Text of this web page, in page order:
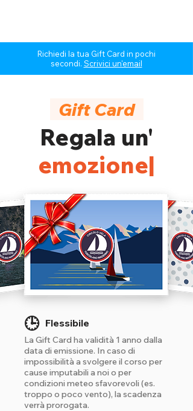
Richiedi la tua Gift Card in pochi
secondi. Scrivici un'email
Gift Card
Regala un'
emozione|
🕒 Flessibile
La Gift Card ha validità 1 anno dalla
data di emissione. In caso di
impossibilità a svolgere il corso per
cause imputabili a noi o per
condizioni meteo sfavorevoli (es.
troppo o poco vento), la scadenza
verrà prorogata.